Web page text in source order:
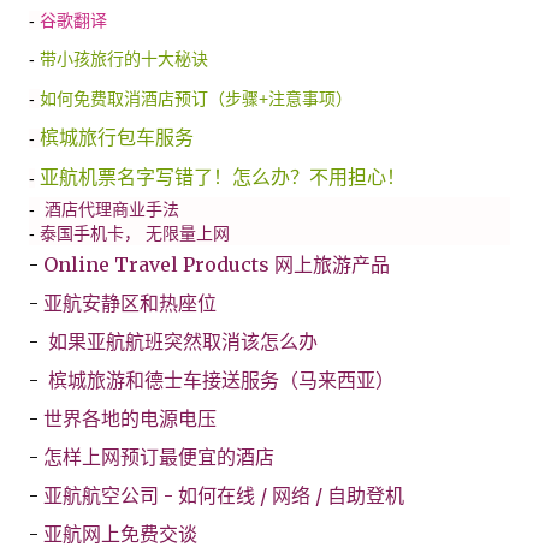
- 谷歌翻译
- 带小孩旅行的十大秘诀
- 如何免费取消酒店预订（步骤+注意事项）
- 槟城旅行包车服务
- 亚航机票名字写错了！怎么办？不用担心！
- 酒店代理商业手法
- 泰国手机卡， 无限量上网
- Online Travel Products 网上旅游产品
- 亚航安静区和热座位
- 如果亚航航班突然取消该怎么办
- 槟城旅游和德士车接送服务（马来西亚）
- 世界各地的电源电压
- 怎样上网预订最便宜的酒店
- 亚航航空公司 - 如何在线 / 网络 / 自助登机
- 亚航网上免费交谈